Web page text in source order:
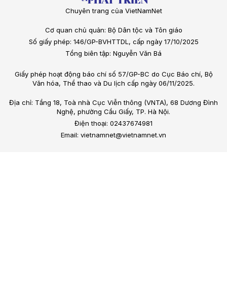
Chuyên trang của VietNamNet
Cơ quan chủ quản: Bộ Dân tộc và Tôn giáo
Số giấy phép: 146/GP-BVHTTDL, cấp ngày 17/10/2025
Tổng biên tập: Nguyễn Văn Bá
Giấy phép hoạt động báo chí số 57/GP-BC do Cục Báo chí, Bộ
Văn hóa, Thể thao và Du lịch cấp ngày 06/11/2025.
Địa chỉ: Tầng 18, Toà nhà Cục Viễn thông (VNTA), 68 Dương Đình
Nghệ, phường Cầu Giấy, TP. Hà Nội.
Điện thoại: 02437674981
Email: vietnamnet@vietnamnet.vn